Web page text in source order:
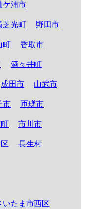
ケ浦市
芝光町 野田市
町 香取市
酒々井町
成田市 山武市
市 匝瑳市
市川市
長生村
いたま市西区